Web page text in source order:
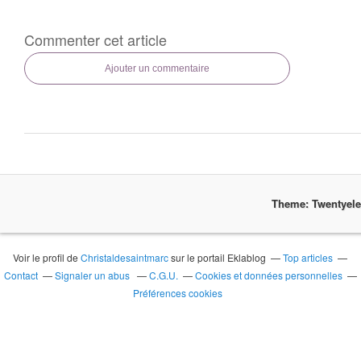
Commenter cet article
Ajouter un commentaire
Theme:
Voir le profil deChristaldesaintmarcsur le portail Eklablog
Top articles
Contact
Signaler un abus C.G.U.
Cookies et données personnelles
Préférences cookies